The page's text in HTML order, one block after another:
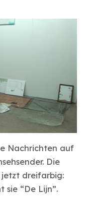
Nachrichten auf
Die
jetzt dreifarbig:
sie “De Lijn”.